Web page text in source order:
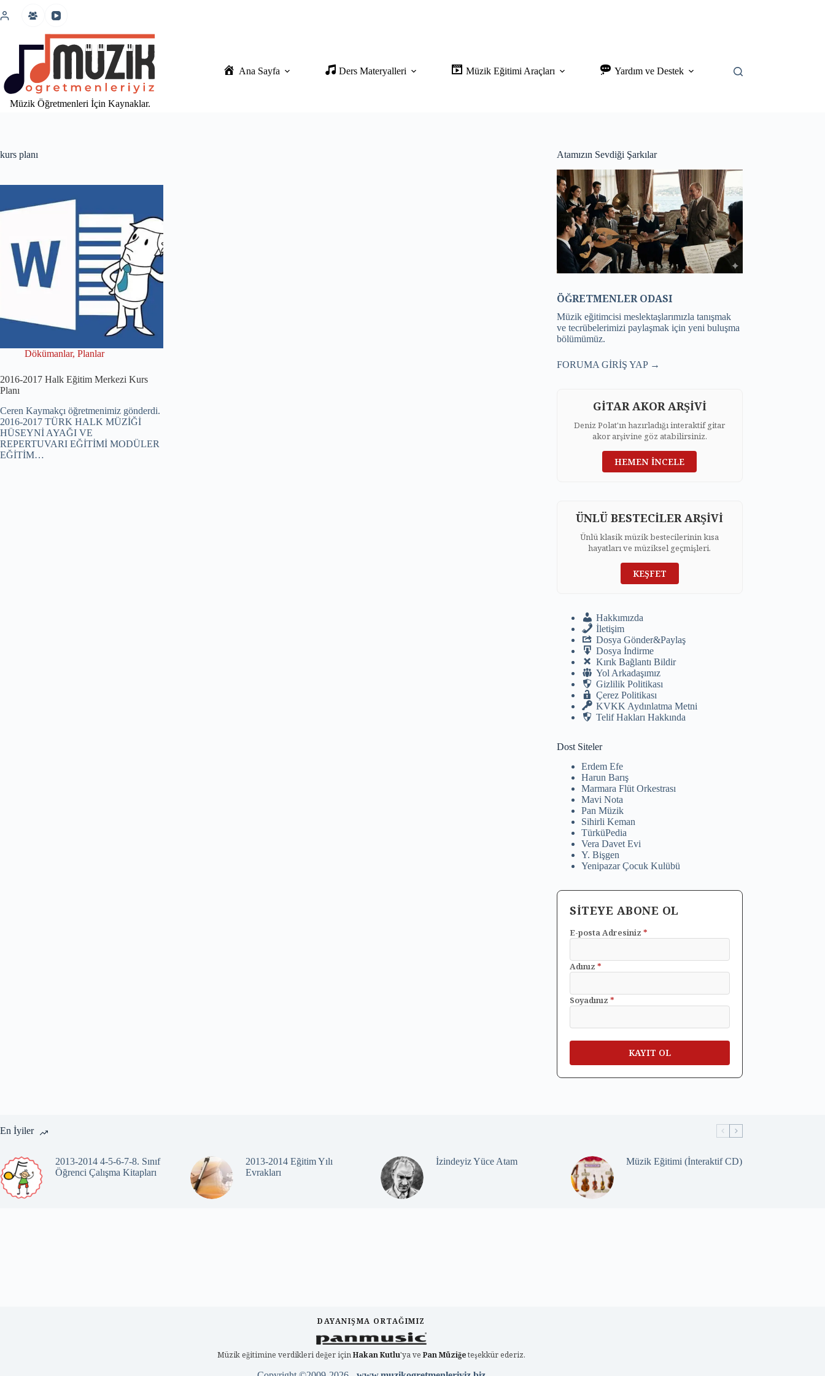
atla
Müzik Öğretmenleri İçin Kaynaklar.
Ana Sayfa Ders Materyalleri Müzik Eğitimi Araçları Yardım ve Destek
kurs planı
Dökümanlar, Planlar
2016-2017 Halk Eğitim Merkezi Kurs
Planı
Ceren Kaymakçı öğretmenimiz gönderdi.
2016-2017 TÜRK HALK MÜZİĞİ
HÜSEYNİ AYAĞI VE
REPERTUVARI EĞİTİMİ MODÜLER
EĞİTİM…
Atamızın Sevdiği Şarkılar
ÖĞRETMENLER ODASI
Müzik eğitimcisi meslektaşlarımızla tanışmak
ve tecrübelerimizi paylaşmak için yeni buluşma
bölümümüz.
FORUMA GİRİŞ YAP →
GİTAR AKOR ARŞİVİ
Deniz Polat'ın hazırladığı interaktif gitar
akor arşivine göz atabilirsiniz.
HEMEN İNCELE
ÜNLÜ BESTECİLER ARŞİVİ
Ünlü klasik müzik bestecilerinin kısa
hayatları ve müziksel geçmişleri.
KEŞFET
Hakkımızda
İletişim
Dosya Gönder&Paylaş
Dosya İndirme
Kırık Bağlantı Bildir
Yol Arkadaşımız
Gizlilik Politikası
Çerez Politikası
KVKK Aydınlatma Metni
Telif Hakları Hakkında
Dost Siteler
Erdem Efe
Harun Barış
Marmara Flüt Orkestrası
Mavi Nota
Pan Müzik
Sihirli Keman
TürküPedia
Vera Davet Evi
Y. Bişgen
Yenipazar Çocuk Kulübü
SİTEYE ABONE OL
E-posta Adresiniz*
Adınız*
Soyadınız*
En İyiler
2013-2014 4-5-6-7-8. Sınıf
Öğrenci Çalışma Kitapları
2013-2014 Eğitim Yılı
Evrakları
İzindeyiz Yüce Atam Müzik Eğitimi (İnteraktif CD)
DAYANIŞMA ORTAĞIMIZ
Müzik eğitimine verdikleri değer içinHakan Kutlu'ya ve Pan Müziğeteşekkür ederiz.